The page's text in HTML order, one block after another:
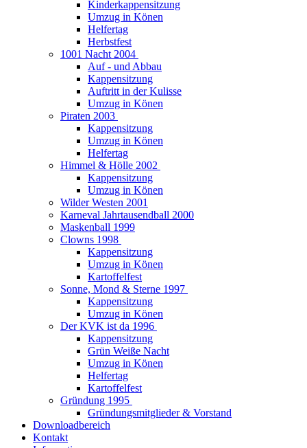
Kinderkappensitzung
Umzug in Könen
Helfertag
Herbstfest
1001 Nacht 2004
Auf - und Abbau
Kappensitzung
Auftritt in der Kulisse
Umzug in Könen
Piraten 2003
Kappensitzung
Umzug in Könen
Helfertag
Himmel & Hölle 2002
Kappensitzung
Umzug in Könen
Wilder Westen 2001
Karneval Jahrtausendball 2000
Maskenball 1999
Clowns 1998
Kappensitzung
Umzug in Könen
Kartoffelfest
Sonne, Mond & Sterne 1997
Kappensitzung
Umzug in Könen
Der KVK ist da 1996
Kappensitzung
Grün Weiße Nacht
Umzug in Könen
Helfertag
Kartoffelfest
Gründung 1995
Gründungsmitglieder & Vorstand
Downloadbereich
Kontakt